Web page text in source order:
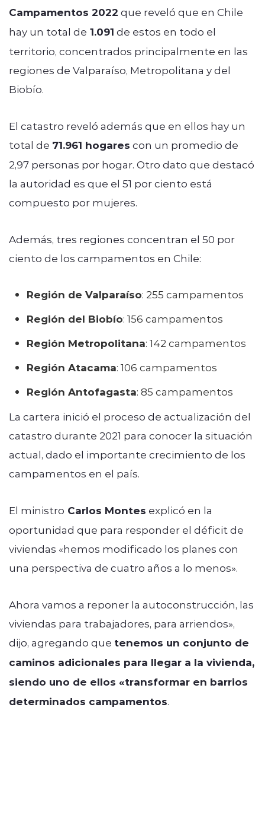
Campamentos 2022 que reveló que en Chile
hay un total de 1.091 de estos en todo el
territorio, concentrados principalmente en las
regiones de Valparaíso, Metropolitana y del
Biobío.
El catastro reveló además que en ellos hay un
total de 71.961 hogares con un promedio de
2,97 personas por hogar. Otro dato que destacó
la autoridad es que el 51 por ciento está
compuesto por mujeres.
Además, tres regiones concentran el 50 por
ciento de los campamentos en Chile:
Región de Valparaíso: 255 campamentos
Región del Biobío: 156 campamentos
Región Metropolitana: 142 campamentos
Región Atacama: 106 campamentos
Región Antofagasta: 85 campamentos
La cartera inició el proceso de actualización del
catastro durante 2021 para conocer la situación
actual, dado el importante crecimiento de los
campamentos en el país.
El ministro Carlos Montes explicó en la
oportunidad que para responder el déficit de
viviendas «hemos modificado los planes con
una perspectiva de cuatro años a lo menos».
Ahora vamos a reponer la autoconstrucción, las
viviendas para trabajadores, para arriendos»,
dijo, agregando que tenemos un conjunto de
caminos adicionales para llegar a la vivienda,
siendo uno de ellos «transformar en barrios
determinados campamentos.